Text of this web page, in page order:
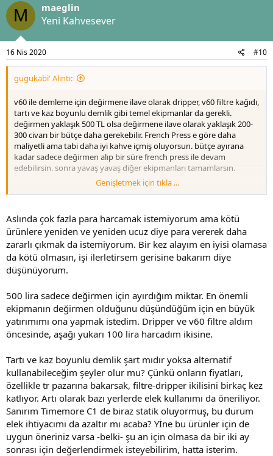
M maeglin
Yeni Kahvesever
16 Nis 2020 #10
gugukabi' Alıntı:
v60 ile demleme için değirmene ilave olarak dripper, v60 filtre kağıdı,
tartı ve kaz boyunlu demlik gibi temel ekipmanlar da gerekli.
değirmen yaklaşık 500 TL olsa değirmene ilave olarak yaklaşık 200-
300 civarı bir bütçe daha gerekebilir. French Press e göre daha
maliyetli ama tabi daha iyi kahve içmiş oluyorsun. bütçe ayırana
kadar sadece değirmen alıp bir süre french press ile devam
edebilirsin. sonra yavaş yavaş diğer ekipmanları tamamlarsın.
timemore un şu değirmeni 430 civarlarında. vergi ile 500 ü geçmez.
https://tr.aliexpress.com/item/33004537683.html?
spm=a2g0o.detail.1000060.1.709b1c21mfnQxQ&gps-
id=pcDetailBottomMoreThisSeller&scm=1007.14977.166126.0&scm_
id=1007.14977.166126.0&scm-
url=1007.14977.166126.0&pvid=671369be-2235-4456-b9d2-
41c7bd51bf9c&_t=gps-id
cDetailBottomMoreThisSeller,scm-
url:1007.14977.166126.0,pvid:671369be-2235-4456-b9d2-
41c7bd51bf9c,tpp_buckets:668#0#131923#20_668#808#5965#597_6
68#888#3325#1_668#2717#7566#811
Genişletmek için tıkla ...
Aslında çok fazla para harcamak istemiyorum ama kötü
ürünlere yeniden ve yeniden ucuz diye para vererek daha
zararlı çıkmak da istemiyorum. Bir kez alayım en iyisi olamasa
da kötü olmasın, işi ilerletirsem gerisine bakarım diye
düşünüyorum.
500 lira sadece değirmen için ayırdığım miktar. En önemli
ekipmanın değirmen olduğunu düşündüğüm için en büyük
yatırımımı ona yapmak istedim. Dripper ve v60 filtre aldım
öncesinde, aşağı yukarı 100 lira harcadım ikisine.
Tartı ve kaz boyunlu demlik şart mıdır yoksa alternatif
kullanabileceğim şeyler olur mu? Çünkü onların fiyatları,
özellikle tr pazarına bakarsak, filtre-dripper ikilisini birkaç kez
katlıyor. Artı olarak bazı yerlerde elek kullanımı da öneriliyor.
Sanırım Timemore C1 de biraz statik oluyormuş, bu durum
elek ihtiyacımı da azaltır mı acaba? Yİne bu ürünler için de
uygun öneriniz varsa -belki- şu an için olmasa da bir iki ay
sonrası için değerlendirmek isteyebilirim, hatta isterim.